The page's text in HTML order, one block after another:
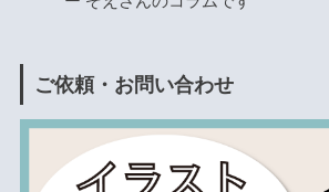
ご依頼・お問い合わせ